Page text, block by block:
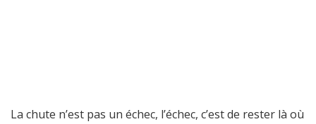
La chute n’est pas un échec, l’échec, c’est de rester là où